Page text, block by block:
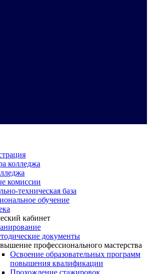
колледжа
комиссии
техническая база
обучение
кабинет
документы
профессионального мастерства
Освоение образовательных программ
повышения квалификации
Прохождение стажировок